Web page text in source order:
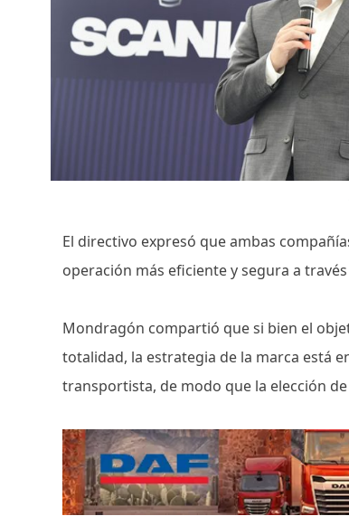
El directivo expresó que ambas
operación más eficiente y segura a
Mondragón compartió que si bien el
totalidad, la estrategia de la marca está
transportista, de modo que la elección